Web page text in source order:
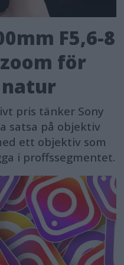
F5,6-8
för
pris tänker Sony
satsa på objektiv
ett objektiv som
i proffssegmentet.